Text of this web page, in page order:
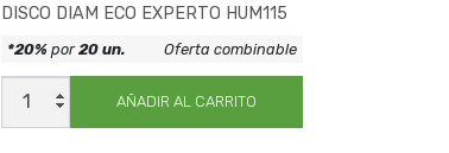
DISCO DIAM ECO EXPERTO HUM115
DISCO
DIAM
ECO
AÑADIR AL CARRITO
*20% por20 un. Oferta combinable